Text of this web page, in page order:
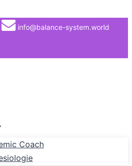
info@balance-system.world
Coach